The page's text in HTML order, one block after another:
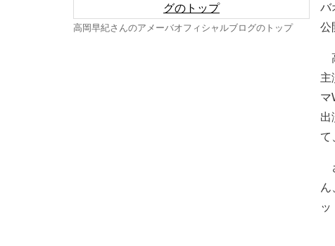
高岡早紀さんのアメーバオフィシャルブログのトップ
バ
公
主
マ
出
て
ん
ッ